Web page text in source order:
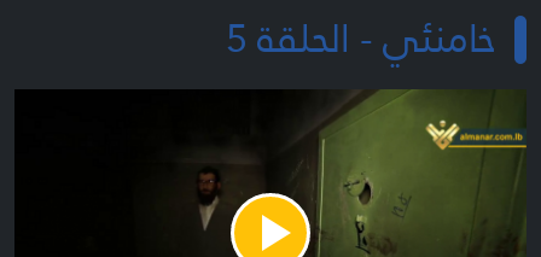
خامنئي - الحلقة 5
Play